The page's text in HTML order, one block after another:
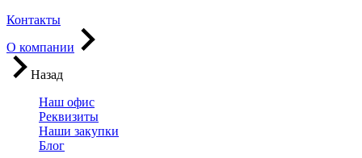
Контакты
О компании
Назад
Наш офис
Реквизиты
Наши закупки
Блог